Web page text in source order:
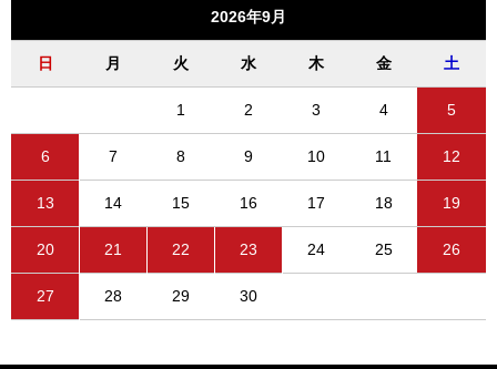
2026年9月
日 月 火 水 木 金 土
1 2 3 4 5
6 7 8 9 10 11 12
13 14 15 16 17 18 19
20 21 22 23 24 25 26
27 28 29 30